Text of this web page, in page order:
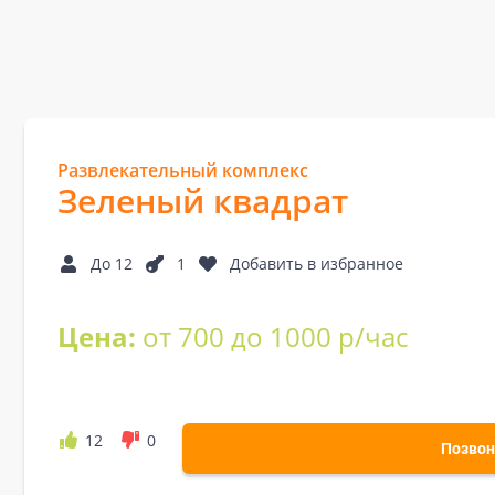
Развлекательный комплекс
Зеленый квадрат
До 12 1 Добавить в избранное
Цена: от 700 до 1000 р/час
12 0